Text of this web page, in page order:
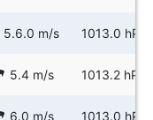
5.6.0 m/s 1013.0 hPa
5.4 m/s 1013.2 hPa
6.0 m/s 1013.0 hPa